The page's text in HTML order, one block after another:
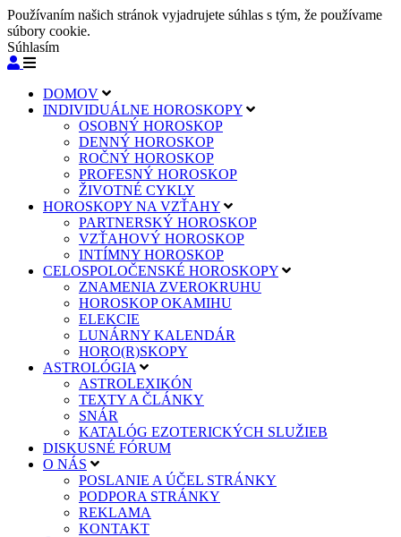
Používaním našich stránok vyjadrujete súhlas s tým, že používame
súbory cookie.
Súhlasím
DOMOV
INDIVIDUÁLNE HOROSKOPY
OSOBNÝ HOROSKOP
DENNÝ HOROSKOP
ROČNÝ HOROSKOP
PROFESNÝ HOROSKOP
ŽIVOTNÉ CYKLY
HOROSKOPY NA VZŤAHY
PARTNERSKÝ HOROSKOP
VZŤAHOVÝ HOROSKOP
INTÍMNY HOROSKOP
CELOSPOLOČENSKÉ HOROSKOPY
ZNAMENIA ZVEROKRUHU
HOROSKOP OKAMIHU
ELEKCIE
LUNÁRNY KALENDÁR
HORO(R)SKOPY
ASTROLÓGIA
ASTROLEXIKÓN
TEXTY A ČLÁNKY
SNÁR
KATALÓG EZOTERICKÝCH SLUŽIEB
DISKUSNÉ FÓRUM
O NÁS
POSLANIE A ÚČEL STRÁNKY
PODPORA STRÁNKY
REKLAMA
KONTAKT